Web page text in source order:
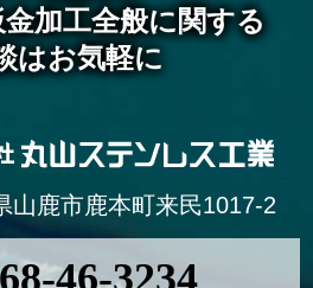
加工全般に関する
はお気軽に
山鹿市鹿本町来民1017-2
46-3234